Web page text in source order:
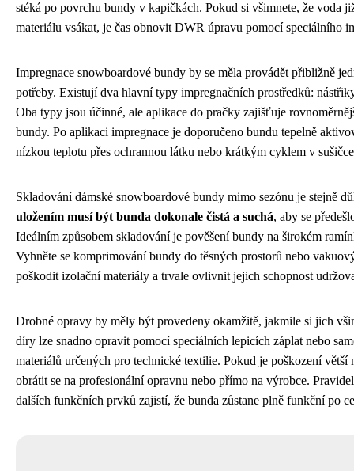
stéká po povrchu bundy v kapičkách. Pokud si všimnete, že voda
materiálu vsákat, je čas obnovit DWR úpravu pomocí speciálního
Impregnace snowboardové bundy by se měla provádět přibližně
potřeby. Existují dva hlavní typy impregnačních prostředků:
Oba typy jsou účinné, ale aplikace do pračky zajišťuje
bundy. Po aplikaci impregnace je doporučeno bundu tepelně
nízkou teplotu přes ochrannou látku nebo krátkým cyklem v
Skladování dámské snowboardové bundy mimo sezónu je stejně
uložením musí být bunda dokonale čistá a suchá, aby se
Ideálním způsobem skladování je pověšení bundy na širokém
Vyhněte se komprimování bundy do těsných prostorů nebo
poškodit izolační materiály a trvale ovlivnit jejich schopnost
Drobné opravy by měly být provedeny okamžitě, jakmile si jich
díry lze snadno opravit pomocí speciálních lepicích záplat nebo
materiálů určených pro technické textilie. Pokud je poškození větší
obrátit se na profesionální opravnu nebo přímo na výrobce.
dalších funkčních prvků zajistí, že bunda zůstane plně funkční po